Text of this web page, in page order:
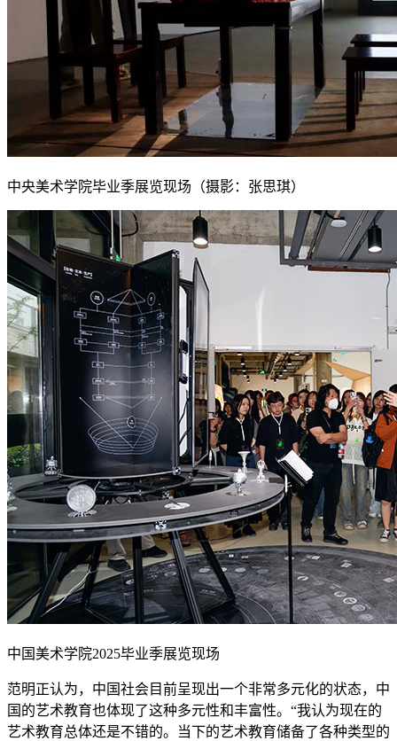
中央美术学院毕业季展览现场（摄影：张思琪）
中国美术学院2025毕业季展览现场
范明正认为，中国社会目前呈现出一个非常多元化的状态，中
国的艺术教育也体现了这种多元性和丰富性。“我认为现在的
艺术教育总体还是不错的。当下的艺术教育储备了各种类型的